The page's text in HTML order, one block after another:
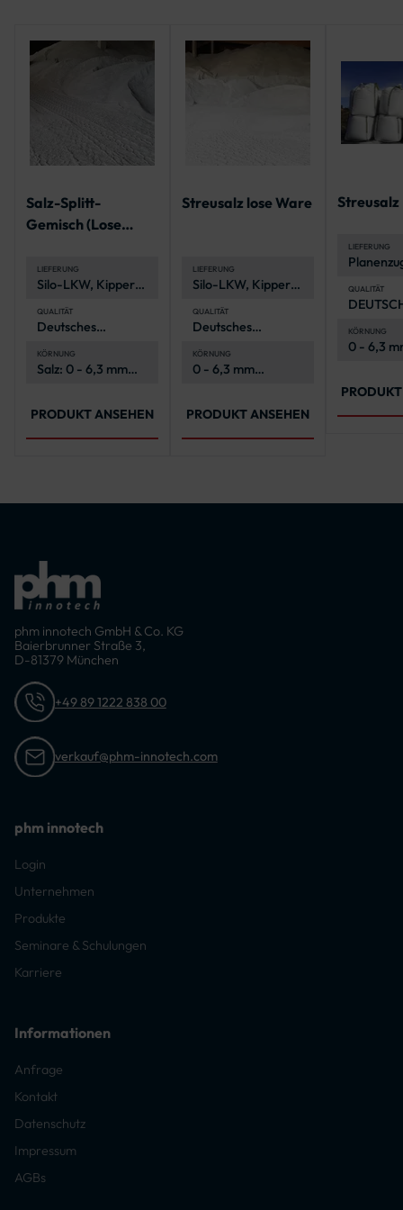
Salz-Splitt-
Gemisch (Lose
LIEFERUNG
Silo-LKW, Kipper-
QUALITÄT
Deutsches
KÖRNUNG
Salz: 0 - 6,3 mm
PRODUKT ANSEHEN
Streusalz lose Ware
LIEFERUNG
Silo-LKW, Kipper-
QUALITÄT
Deutsches
KÖRNUNG
0 - 6,3 mm
PRODUKT ANSEHEN
Streusalz
LIEFERUNG
QUALITÄT
KÖRNUNG
0 - 6,3
phm innotech GmbH & Co. KG
Baierbrunner Straße 3,
D-81379 München
+49 89 1222 838 00
verkauf@phm-innotech.com
phm innotech
Login
Unternehmen
Produkte
Seminare & Schulungen
Karriere
Informationen
Anfrage
Kontakt
Datenschutz
Impressum
AGBs